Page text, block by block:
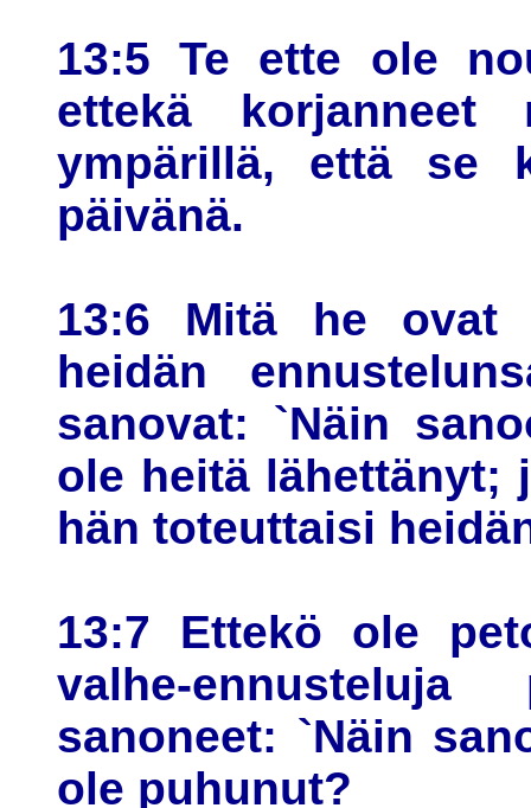
13:5 Te ette ole
ettekä korjanneet
ympärillä, että se
päivänä.
13:6 Mitä he ovat
heidän
sanovat: `Näin
ole heitä lähettänyt;
hän toteuttaisi
13:7 Ettekö ole
valhe-
sanoneet: `Näin
ole puhunut?